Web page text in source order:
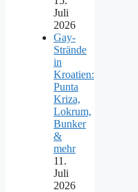
Juli
2026
Gay-
Strände
in
Kroatien:
Punta
Kriza,
Lokrum,
Bunker
&
mehr
11.
Juli
2026